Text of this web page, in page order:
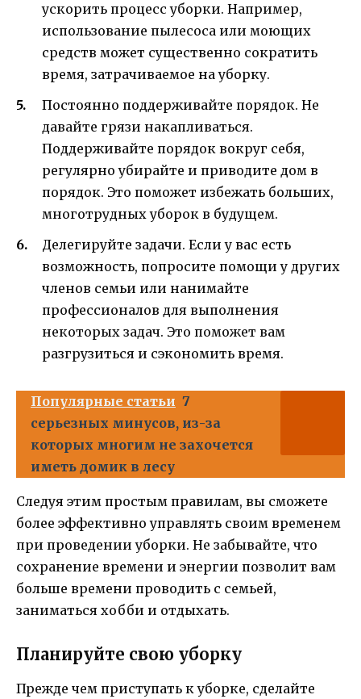
ускорить процесс уборки. Например,
использование пылесоса или моющих
средств может существенно сократить
время, затрачиваемое на уборку.
Постоянно поддерживайте порядок. Не
давайте грязи накапливаться.
Поддерживайте порядок вокруг себя,
регулярно убирайте и приводите дом в
порядок. Это поможет избежать больших,
многотрудных уборок в будущем.
Делегируйте задачи. Если у вас есть
возможность, попросите помощи у других
членов семьи или нанимайте
профессионалов для выполнения
некоторых задач. Это поможет вам
разгрузиться и сэкономить время.
Популярные статьи 7
серьезных минусов, из-за
которых многим не захочется
иметь домик в лесу
Следуя этим простым правилам, вы сможете
более эффективно управлять своим временем
при проведении уборки. Не забывайте, что
сохранение времени и энергии позволит вам
больше времени проводить с семьей,
заниматься хобби и отдыхать.
Планируйте свою уборку
Прежде чем приступать к уборке, сделайте